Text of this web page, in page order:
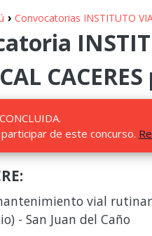
› Convocatorias INSTITUTO
de este concurso.
vial
- San Juan del Caño